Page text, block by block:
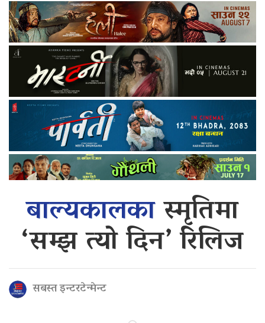
बाल्यकालकास्मृतिमा
‘सम्झ त्यो दिन’ रिलिज
सबस्त इन्टरटेन्मेन्ट